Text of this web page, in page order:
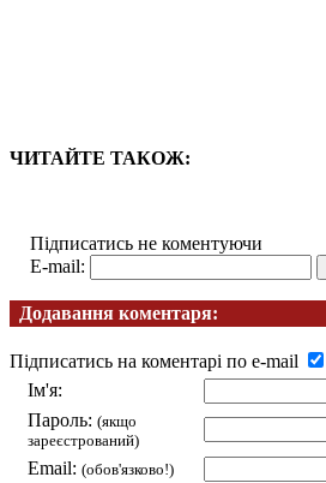
ЧИТАЙТЕ ТАКОЖ:
Підписатись не коментуючи
E-mail:
Додавання коментаря:
Підписатись на коментарі по e-mail
Ім'я:
Пароль: (якщо
зареєстрований)
Email: (обов'язково!)